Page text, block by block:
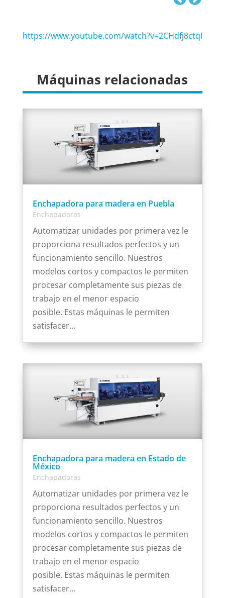
https://www.youtube.com/watch?v=2CHdfj8ctqI
Máquinas relacionadas
Enchapadora para madera en Puebla
Enchapadoras
Automatizar unidades por primera vez le
proporciona resultados perfectos y un
funcionamiento sencillo. Nuestros
modelos cortos y compactos le permiten
procesar completamente sus piezas de
trabajo en el menor espacio
posible. Estas máquinas le permiten
satisfacer...
Enchapadora para madera en Estado de
México
Enchapadoras
Automatizar unidades por primera vez le
proporciona resultados perfectos y un
funcionamiento sencillo. Nuestros
modelos cortos y compactos le permiten
procesar completamente sus piezas de
trabajo en el menor espacio
posible. Estas máquinas le permiten
satisfacer...